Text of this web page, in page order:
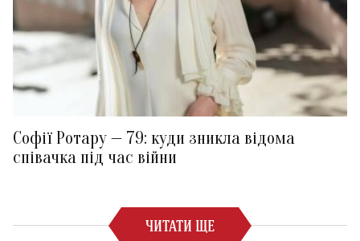
Софії Ротару — 79: куди зникла відома
співачка під час війни
ЧИТАТИ ЩЕ